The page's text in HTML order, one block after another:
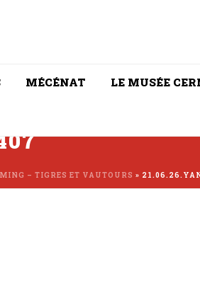
MÉCÉNAT LE MUSÉE
– TIGRES ET VAUTOURS »